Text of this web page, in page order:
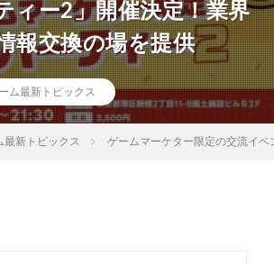
ィー2」開催決定！業界
報交換の場を提供
ム最新トピックス
最新トピックス ゲームマーケター限定の交流イ